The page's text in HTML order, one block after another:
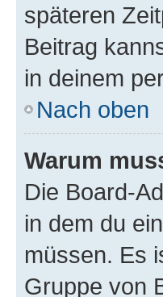
späteren
Beitrag
in deinem
Nach oben
Warum
Die Board-
in dem du
müssen. Es
Gruppe von